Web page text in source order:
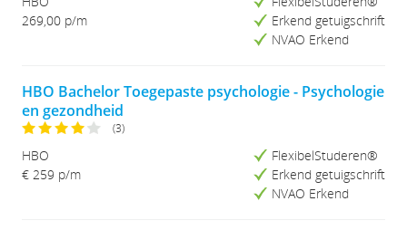
Prijs (Hoog-Laag)
Studieduur (Kort-Lang)
Studieduur (Lang-Kort)
269,00 p/m
Erkend getuigschrift
NVAO Erkend
HBO Bachelor Toegepaste psychologie - Psychologie
en gezondheid
(3)
HBO
€ 259 p/m
FlexibelStuderen®
Erkend getuigschrift
NVAO Erkend